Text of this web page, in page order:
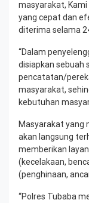
masyarakat,
yang cepat dan
diterima selama
“Dalam
disiapkan sebuah
pencatatan/
masyarakat,
kebutuhan
Masyarakat yang
akan langsung
memberikan
(kecelakaan,
(penghinaan,
“Polres Tubaba